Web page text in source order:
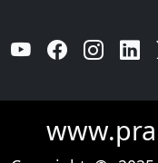
YouTube Facebook Instagram